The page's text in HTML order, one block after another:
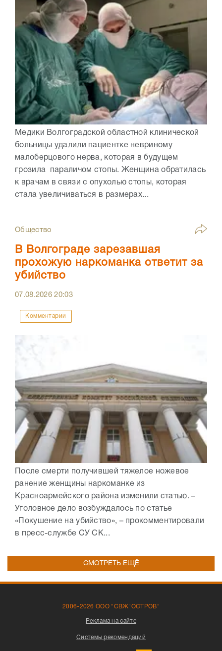
Медики Волгоградской областной клинической
больницы удалили пациентке невриному
малоберцового нерва, которая в будущем
грозила параличом стопы. Женщина обратилась
к врачам в связи с опухолью стопы, которая
стала увеличиваться в размерах...
Общество
В Волгограде зарезавшая
прохожую наркоманка ответит за
убийство
07.08.202620:03
Комментарии
После смерти получившей тяжелое ножевое
ранение женщины наркоманке из
Красноармейского района изменили статью. –
Уголовное дело возбуждалось по статье
«Покушение на убийство», – прокомментировали
в пресс-службе СУ СК...
СМОТРЕТЬ ЕЩЁ
2006-2026 ООО "СВЖ"ОСТРОВ"
Реклама на сайте
Системы рекомендаций